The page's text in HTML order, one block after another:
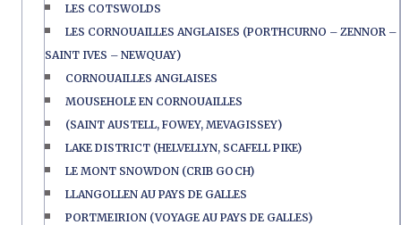
LES COTSWOLDS
LES CORNOUAILLES ANGLAISES (PORTHCURNO – ZENNOR –
SAINT IVES – NEWQUAY)
CORNOUAILLES ANGLAISES
MOUSEHOLE EN CORNOUAILLES
(SAINT AUSTELL, FOWEY, MEVAGISSEY)
LAKE DISTRICT (HELVELLYN, SCAFELL PIKE)
LE MONT SNOWDON (CRIB GOCH)
LLANGOLLEN AU PAYS DE GALLES
PORTMEIRION (VOYAGE AU PAYS DE GALLES)